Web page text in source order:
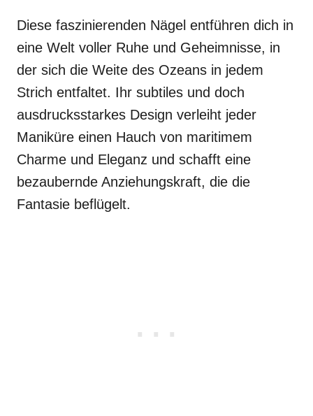
Diese faszinierenden Nägel entführen dich in
eine Welt voller Ruhe und Geheimnisse, in
der sich die Weite des Ozeans in jedem
Strich entfaltet. Ihr subtiles und doch
ausdrucksstarkes Design verleiht jeder
Maniküre einen Hauch von maritimem
Charme und Eleganz und schafft eine
bezaubernde Anziehungskraft, die die
Fantasie beflügelt.